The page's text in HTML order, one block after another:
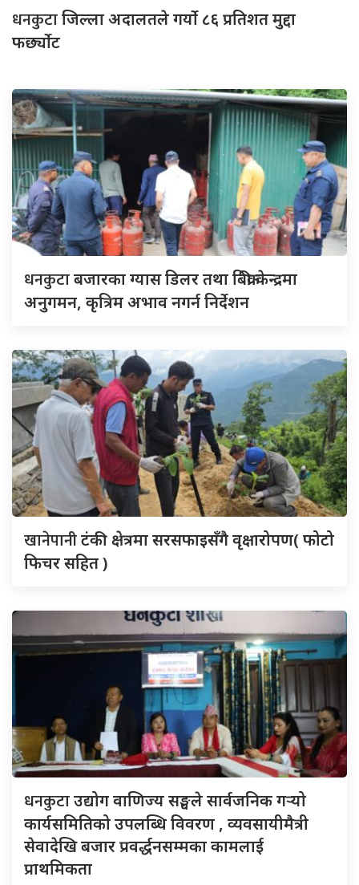
धनकुटाजिल्ला अदालतले गर्यो ८६ प्रतिशत मुद्दा
फर्छ्योट
धनकुटाबजारका ग्यास डिलर तथा बिक्री केन्द्रमा
अनुगमन, कृत्रिम अभाव नगर्न निर्देशन
खानेपानीटंकी क्षेत्रमा सरसफाइसँगै वृक्षारोपण( फोटो
फिचर सहित )
धनकुटाउद्योग वाणिज्य सङ्घले सार्वजनिक गर्‍यो
कार्यसमितिको उपलब्धि विवरण , व्यवसायीमैत्री
सेवादेखि बजार प्रवर्द्धनसम्मका कामलाई
प्राथमिकता